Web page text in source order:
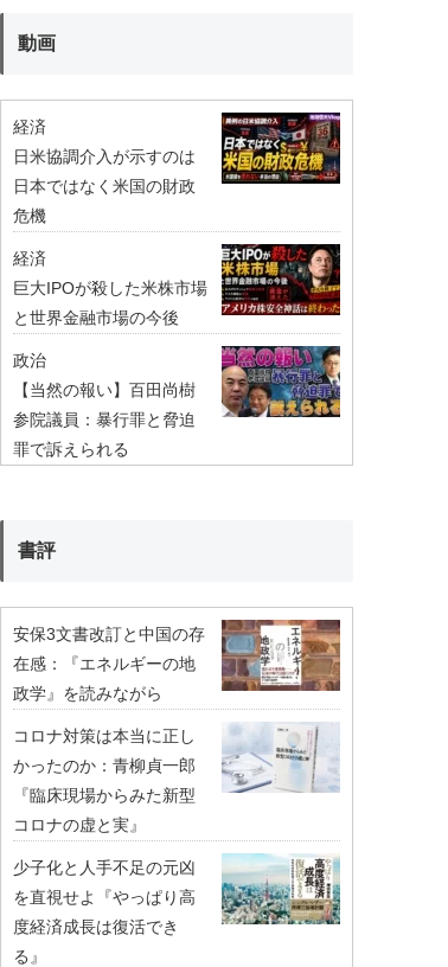
動画
経済
日米協調介入が示すのは
日本ではなく米国の財政
危機
経済
巨大IPOが殺した米株市場
と世界金融市場の今後
政治
【当然の報い】百田尚樹
参院議員：暴行罪と脅迫
罪で訴えられる
書評
安保3文書改訂と中国の存
在感：『エネルギーの地
政学』を読みながら
コロナ対策は本当に正し
かったのか：青柳貞一郎
『臨床現場からみた新型
コロナの虚と実』
少子化と人手不足の元凶
を直視せよ『やっぱり高
度経済成長は復活でき
る』